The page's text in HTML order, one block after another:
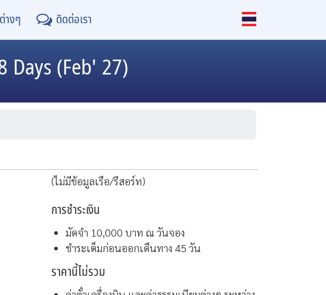
างๆ ติดต่อเรา
Days (Feb' 27)
(ไม่มีข้อมูลเรือ/รีสอร์ท)
การชำระเงิน
มัดจำ 10,000 บาท ณ วันจอง
ชำระเต็มก่อนออกเดืนทาง 45 วัน
ราคานี้ไม่รวม